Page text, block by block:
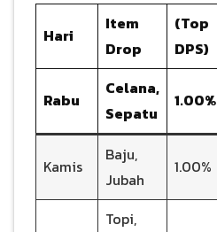
Hari
Item
Drop
(Top
DPS)
Rabu
Celana,
Sepatu
1.00%
Kamis
Baju,
Jubah
1.00%
Topi,